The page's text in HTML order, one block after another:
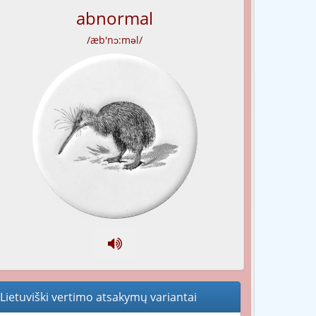
abnormal
/æb'nɔ:məl/
Lietuviški vertimo atsakymų variantai